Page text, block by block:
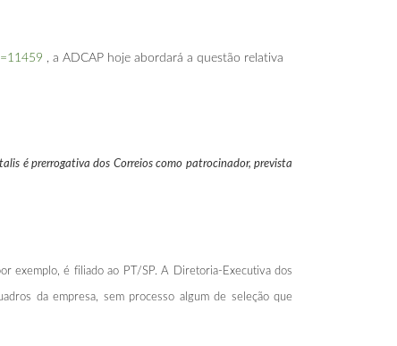
, a ADCAP hoje abordará a questão relativa
é prerrogativa dos Correios como patrocinador, prevista
exemplo, é filiado ao PT/SP. A Diretoria-Executiva dos
da empresa, sem processo algum de seleção que